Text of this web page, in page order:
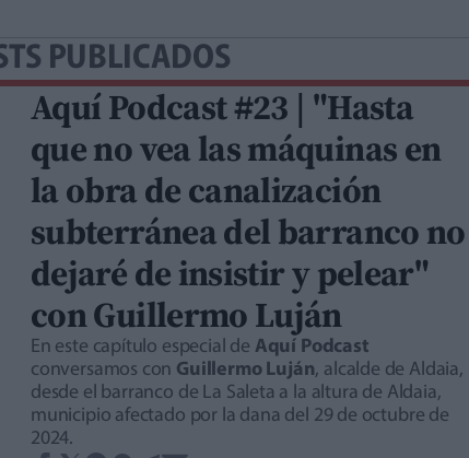
PUBLICADOS
Aquí Podcast #23 | "Hasta
que no vea las máquinas en
la obra de canalización
subterránea del barranco no
dejaré de insistir y pelear"
con Guillermo Luján
En este capítulo especial de Aquí Podcast
conversamos con Guillermo Luján, alcalde de Aldaia,
desde el barranco de La Saleta a la altura de Aldaia,
municipio afectado por la dana del 29 de octubre de
2024.